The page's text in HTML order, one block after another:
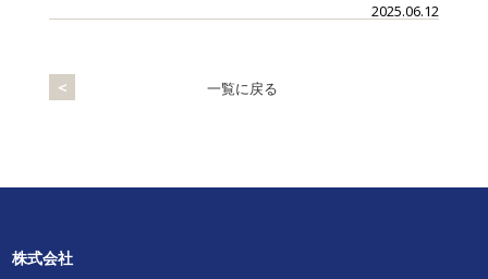
2025.06.12
＜ 一覧に戻る
株式会社